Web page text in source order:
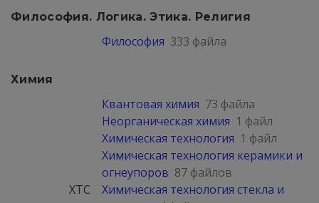
Философия. Логика. Этика. Религия
Философия 333 файла
Химия
Квантовая химия 73 файла
Неорганическая химия 1 файл
Химическая технология 1 файл
Химическая технология керамики и
огнеупоров 87 файлов
ХТС
Химическая технология стекла и